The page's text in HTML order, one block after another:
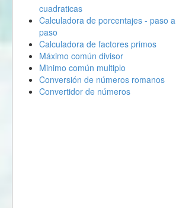
cuadraticas
Calculadora de porcentajes - paso a
paso
Calculadora de factores primos
Máximo común divisor
Minimo común multiplo
Conversión de números romanos
Convertidor de números